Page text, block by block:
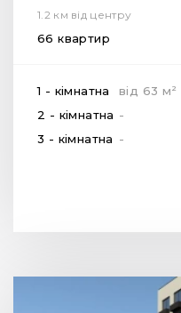
1.2 км від центру
66 квартир
1 - кімнатна від 63 м 2
2 - кімнатна -
3 - кімнатна -